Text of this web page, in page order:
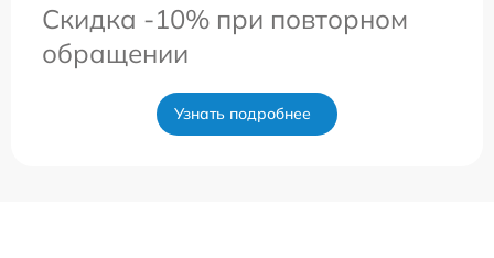
Скидка -10% при повторном
обращении
Узнать подробнее